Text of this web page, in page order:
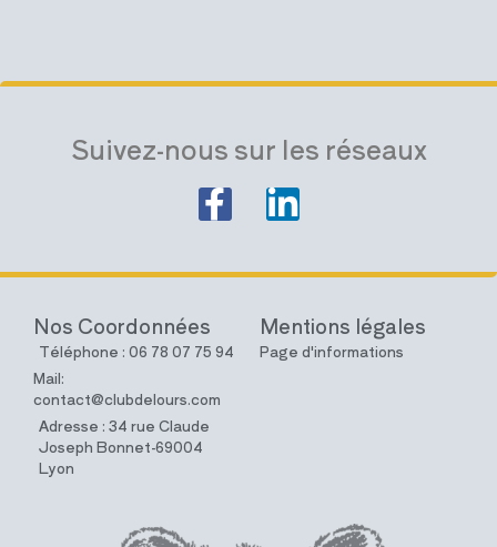
Suivez-nous sur les réseaux
Nos Coordonnées
Téléphone : 06 78 07 75 94
Mail:
contact@clubdelours.com
Adresse : 34 rue Claude
Joseph Bonnet-69004
Lyon
Mentions légales
Page d'informations